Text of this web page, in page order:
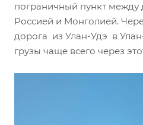
пограничный пункт между
Россией и Монголией.
дорога из Улан-Удэ в
грузы чаще всего через